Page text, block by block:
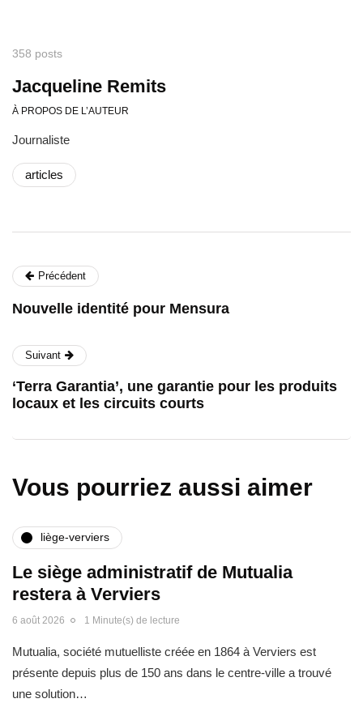
358 posts
Jacqueline Remits
À PROPOS DE L’AUTEUR
Journaliste
articles
Précédent
Nouvelle identité pour Mensura
Suivant
‘Terra Garantia’, une garantie pour les produits
locaux et les circuits courts
Vous pourriez aussi aimer
liège-verviers
Le siège administratif de Mutualia
restera à Verviers
6 août 2026 1 Minute(s) de lecture
Mutualia, société mutuelliste créée en 1864 à Verviers est
présente depuis plus de 150 ans dans le centre-ville a trouvé
une solution…